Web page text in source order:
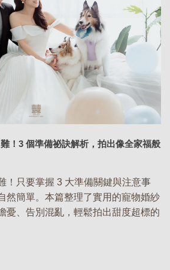
！3 個準備祕訣解析，拍出像全家福般
！只要掌握 3 大準備關鍵與注意事
然簡單。本篇整理了實用的寵物婚紗
憂、告別混亂，輕鬆拍出甜度超標的